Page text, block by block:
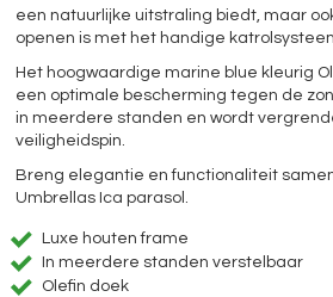
een natuurlijke uitstraling biedt, maar
openen is met het handige
Het hoogwaardige marine blue kleurig
een optimale bescherming tegen de
in meerdere standen en wordt
veiligheidspin.
Breng elegantie en functionaliteit
Umbrellas Ica parasol.
Luxe houten frame
In meerdere standen verstelbaar
Olefin doek